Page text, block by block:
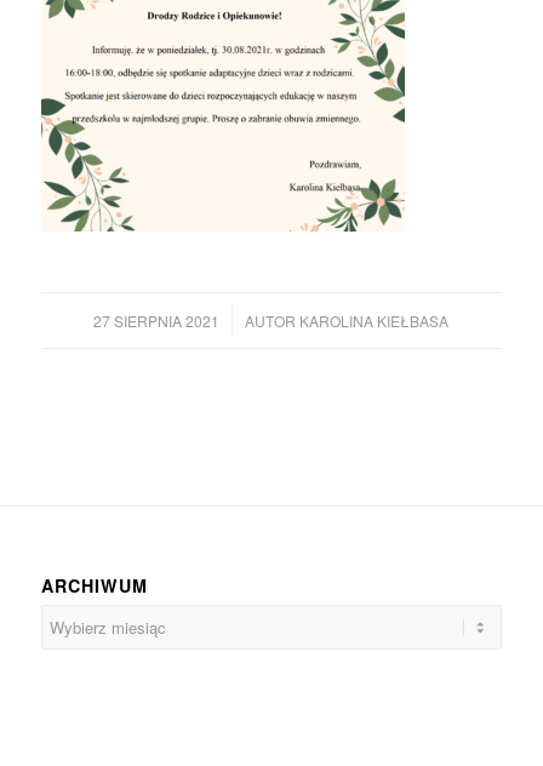
27 SIERPNIA 2021
/ AUTOR KAROLINA KIEŁBASA
ARCHIWUM